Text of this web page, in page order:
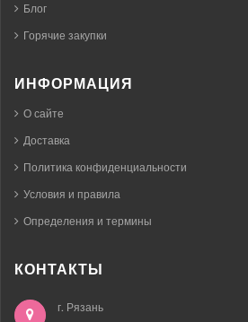
Блог
Горячие закупки
ИНФОРМАЦИЯ
О сайте
Доставка
Политика конфиденциальности
Условия и правила
Определения и термины
КОНТАКТЫ
г. Рязань